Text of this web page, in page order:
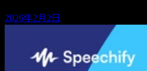
2026年2月2日